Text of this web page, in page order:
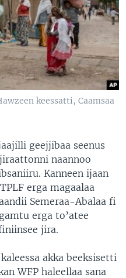
keessatti, Caamsaa
geejjibaa seenus
naannoo
Kanneen ijaan
erga magaalaa
Semeraa-Abalaa fi
erga to’atee
jira.
akka beeksisetti
WFP haleellaa sana